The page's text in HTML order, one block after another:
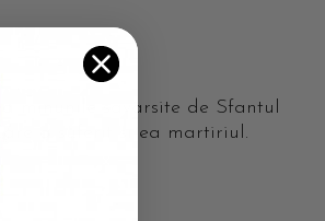
minunile savarsite de Sfantul
a suferit si ea martiriul.